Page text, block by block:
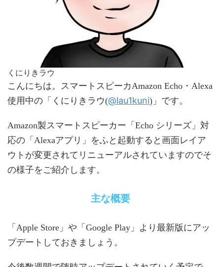
くにりきラウ
こんにちは。スマートスピーカAmazon Echo・Alexa
使用中の「くにりきラウ(@lau1kuni)」です。
Amazon製スマートスピーカー「Echo シリーズ」対
応の「Alexaアプリ」をふと起動すると画面レイア
ウトが変更されてリニューアルされていますのでそ
の様子をご紹介します。
主な概要
「Apple Store」や「Google Play」より最新版にアッ
プデートしておきましょう。